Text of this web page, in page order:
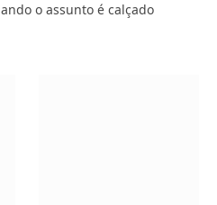
o assunto é calçado